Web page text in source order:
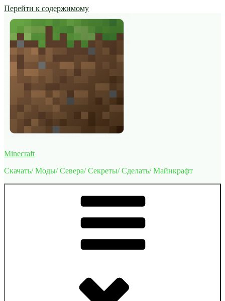
Перейти к содержимому
Minecraft
Скачать/ Моды/ Севера/ Секреты/ Сделать/ Майнкрафт